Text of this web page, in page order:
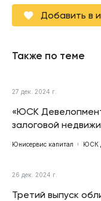
Добавить в
Также по теме
27 дек. 2024 г.
«ЮСК
залоговой
Юнисервис капитал ЮСК
26 дек. 2024 г.
Третий выпуск